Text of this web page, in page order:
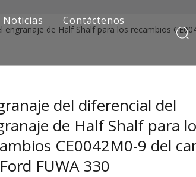
Noticias
Contáctenos
engranaje de Half Shalf para los recambios
del diferencial del
de Half Shalf para
CE0042M0-9 del
FUWA 330